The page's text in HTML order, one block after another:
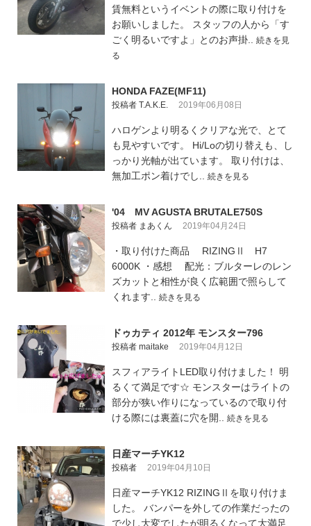
賃無料というイベントの際に取り付けを
お願いしました。 スタッフの人から「す
ごく明るいですよ」とのお声掛.. 続きを見
る
HONDA FAZE(MF11)
投稿者 T.A.K.E. 2019年06月08日
ハロゲンより明るくクリアな光で、とて
も見やすいです。 Hi/Loの切り替えも、し
っかり光軸が出ています。 取り付けは、
無加工ポン着けでし.. 続きを見る
'04 MV AGUSTA BRUTALE750S
投稿者 まあくん 2019年04月24日
・取り付けた商品 RIZINGⅡ H7
6000K ・感想 配光：ブルターレのレン
ズカットと相性が良く広範囲で照らして
くれます.. 続きを見る
ドゥカティ 2012年 モンスター796
投稿者 maitake 2019年04月12日
スフィアライトLED取り付けました！ 明
るくて満足です☆ モンスターはライトの
部分が狭い作りになっているので取り付
ける際には裏蓋に穴を開.. 続きを見る
日産マーチYK12
投稿者 2019年04月10日
日産マーチYK12 RIZINGⅡを取り付けま
した。 バンパーを外しての作業だったの
で少し大変でしたが明るくなって大満足